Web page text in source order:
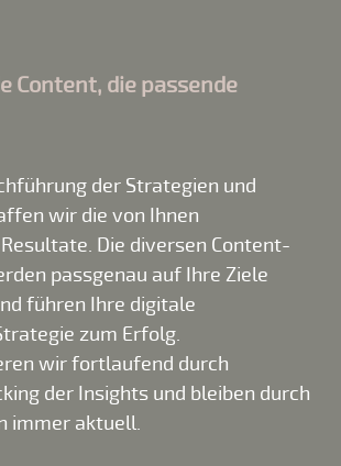
Content, die passende
der Strategien und
wir die von Ihnen
Die diversen Content-
passgenau auf Ihre Ziele
führen Ihre digitale
zum Erfolg.
wir fortlaufend durch
der Insights und bleiben durch
immer aktuell.